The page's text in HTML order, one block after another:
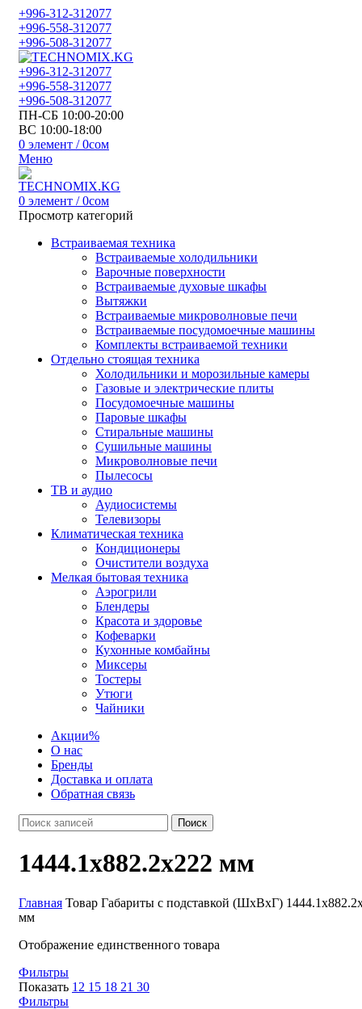
+996-312-312077
+996-558-312077
+996-508-312077
+996-312-312077
+996-558-312077
+996-508-312077
ПН-СБ 10:00-20:00
ВС 10:00-18:00
0 элемент / 0сом
Меню
0 элемент / 0сом
Просмотр категорий
Встраиваемая техника
Встраиваемые холодильники
Варочные поверхности
Встраиваемые духовые шкафы
Вытяжки
Встраиваемые микроволновые печи
Встраиваемые посудомоечные машины
Комплекты встраиваемой техники
Отдельно стоящая техника
Холодильники и морозильные камеры
Газовые и электрические плиты
Посудомоечные машины
Паровые шкафы
Стиральные машины
Сушильные машины
Микроволновые печи
Пылесосы
ТВ и аудио
Аудиосистемы
Телевизоры
Климатическая техника
Кондиционеры
Очистители воздуха
Мелкая бытовая техника
Аэрогрили
Блендеры
Красота и здоровье
Кофеварки
Кухонные комбайны
Миксеры
Тостеры
Утюги
Чайники
Акции%
О нас
Бренды
Доставка и оплата
Обратная связь
Поиск
1444.1x882.2x222 мм
Главная Товар Габариты с подставкой (ШхВхГ)
мм
Отображение единственного товара
Фильтры
Показать 12 15 18 21 30
Фильтры